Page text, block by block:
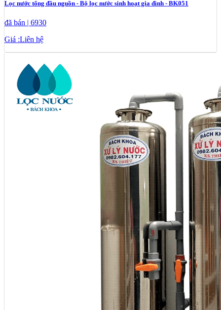
Lọc nước tổng đầu nguồn - Bộ lọc nước sinh hoạt gia đình - BK051
đã bán | 6930
Giá :Liên hệ